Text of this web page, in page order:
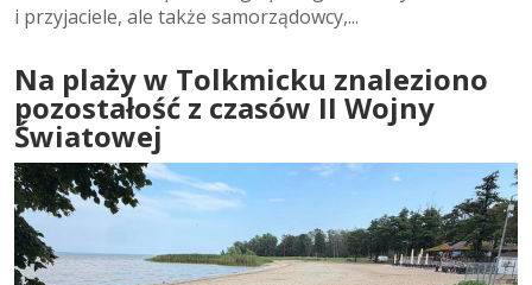
i przyjaciele, ale także samorządowcy,...
Na plaży w Tolkmicku znaleziono
pozostałość z czasów II Wojny
Światowej